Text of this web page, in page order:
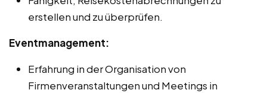
erstellen und zu überprüfen.
Eventmanagement:
Erfahrung in der Organisation von
Firmenveranstaltungen und Meetings in